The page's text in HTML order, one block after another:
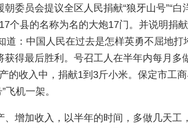
委员会提议全区人民捐献“狼牙山号”“白
个县的名称为名的大炮17门。并说明捐
道：中国人民在过去是怎样英勇不屈地打
得最后胜利。号召工人在半年内每月多
的收入中，捐献1到3斤小米。保定市工
机一架。
增加收入，以半年的时间，多做几天工